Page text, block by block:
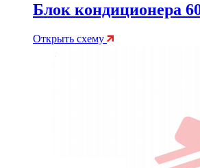
Блок кондиционера
Открыть схему